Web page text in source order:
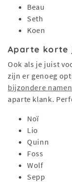
Beau
Seth
Koen
Aparte korte
Ook als je juist
zijn er genoeg
bijzondere namen
aparte klank.
Noï
Lio
Quinn
Foss
Wolf
Sepp